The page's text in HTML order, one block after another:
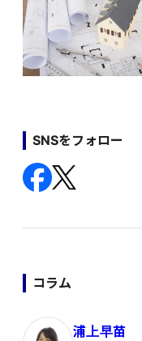
SNSをフォロー
コラム
浦上早苗